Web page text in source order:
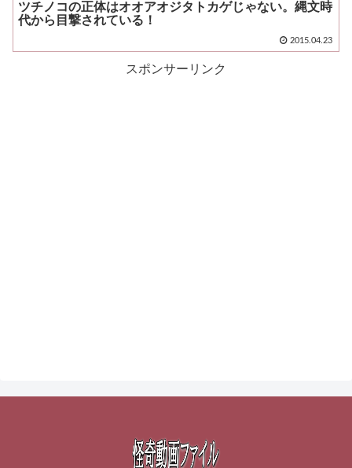
ツチノコの正体はオオアオジタトカゲじゃない。縄文時
代から目撃されている！
2015.04.23
スポンサーリンク